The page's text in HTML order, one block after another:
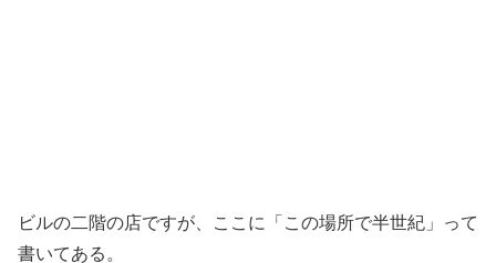
ビルの二階の店ですが、ここに「この場所で半世紀」って
書いてある。